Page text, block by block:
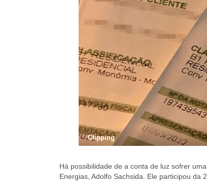
Clipping
Há possibilidade de a conta de luz sofrer
Energias, Adolfo Sachsida. Ele participou da